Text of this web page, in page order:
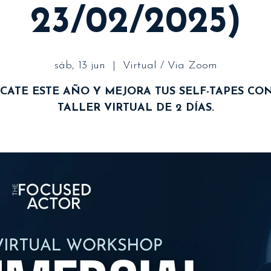
23/02/2025)
sáb, 13 jun Virtual / Via Zoom
ESTE AÑO Y MEJORA TUS SELF-TAPES
TALLER VIRTUAL DE 2 DÍAS.